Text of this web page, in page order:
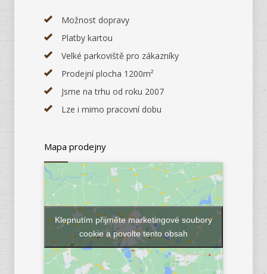
Možnost dopravy
Platby kartou
Velké parkoviště pro zákazníky
Prodejní plocha 1200m²
Jsme na trhu od roku 2007
Lze i mimo pracovní dobu
Mapa prodejny
Klepnutím přijměte marketingové soubory
cookie a povolte tento obsah